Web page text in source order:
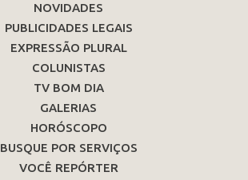
NOVIDADES
PUBLICIDADES LEGAIS
EXPRESSÃO PLURAL
COLUNISTAS
TV BOM DIA
GALERIAS
HORÓSCOPO
BUSQUE POR SERVIÇOS
VOCÊ REPÓRTER